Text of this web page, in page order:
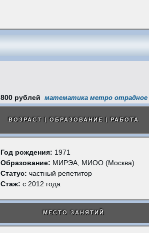
математика метро отрадное
ВОЗРАСТ | ОБРАЗОВАНИЕ | РАБОТА
Год рождения: 1971
Образование: МИРЭА, МИОО (Москва)
Статус: частный репетитор
Стаж: с 2012 года
МЕСТО ЗАНЯТИЙ